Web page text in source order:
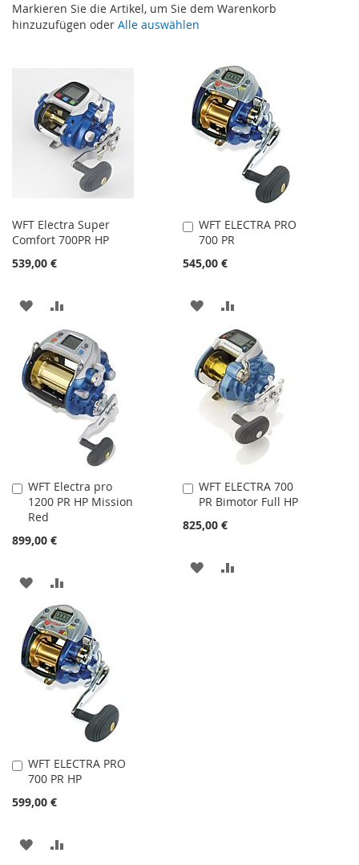
Markieren Sie die Artikel, um Sie dem Warenkorb
hinzuzufügen oder Alle auswählen
WFT Electra Super
Comfort 700PR HP
539,00 €
ZUR
WUNSCHLISTE
HINZUFÜGEN
VERGLEICHSLISTE
HINZUFÜGEN
WFT ELECTRA PRO
700 PR
545,00 €
In
den
Warenkorb
ZUR
WUNSCHLISTE
HINZUFÜGEN
VERGLEICHSLISTE
HINZUFÜGEN
WFT Electra pro
1200 PR HP Mission
Red
899,00 €
In
den
Warenkorb
ZUR
WUNSCHLISTE
HINZUFÜGEN
VERGLEICHSLISTE
HINZUFÜGEN
WFT ELECTRA 700
PR Bimotor Full HP
825,00 €
In
den
Warenkorb
ZUR
WFT ELECTRA PRO
700 PR HP
599,00 €
In
den
Warenkorb
ZUR